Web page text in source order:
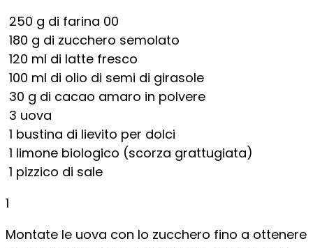
250 g di farina 00
180 g di zucchero semolato
120 ml di latte fresco
100 ml di olio di semi di girasole
30 g di cacao amaro in polvere
3 uova
1 bustina di lievito per dolci
1 limone biologico (scorza grattugiata)
1 pizzico di sale
1
Montate le uova con lo zucchero fino a ottenere